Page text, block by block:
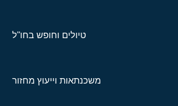
טיולים וחופש בחו"ל
משכנתאות וייעוץ מחזור